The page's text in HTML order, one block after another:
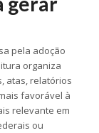
pela adoção
organiza
atas, relatórios
favorável à
relevante em
ou